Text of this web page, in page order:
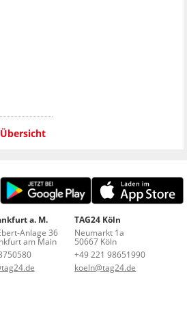
a. M.
Anlage 36
am Main
TAG24 Köln
Neumarkt 1a
50667 Köln
+49 221 98651990
koeln@tag24.de